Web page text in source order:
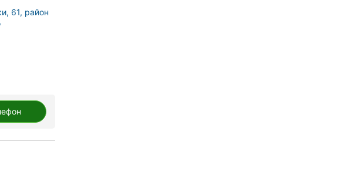
61, район